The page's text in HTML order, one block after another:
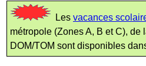
Les vacances
métropole (Zones A, B et C), de
DOM/TOM sont disponibles